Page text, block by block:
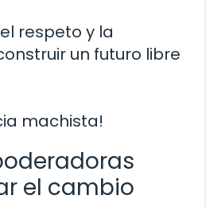
respeto y la
un futuro libre
machista!
el cambio